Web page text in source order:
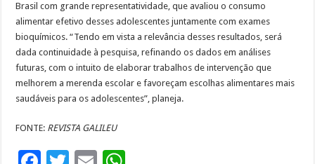
Brasil com grande representatividade, que avaliou o consumo
alimentar efetivo desses adolescentes juntamente com exames
bioquímicos. “Tendo em vista a relevância desses resultados, será
dada continuidade à pesquisa, refinando os dados em análises
futuras, com o intuito de elaborar trabalhos de intervenção que
melhorem a merenda escolar e favoreçam escolhas alimentares mais
saudáveis para os adolescentes”, planeja.
FONTE: REVISTA GALILEU